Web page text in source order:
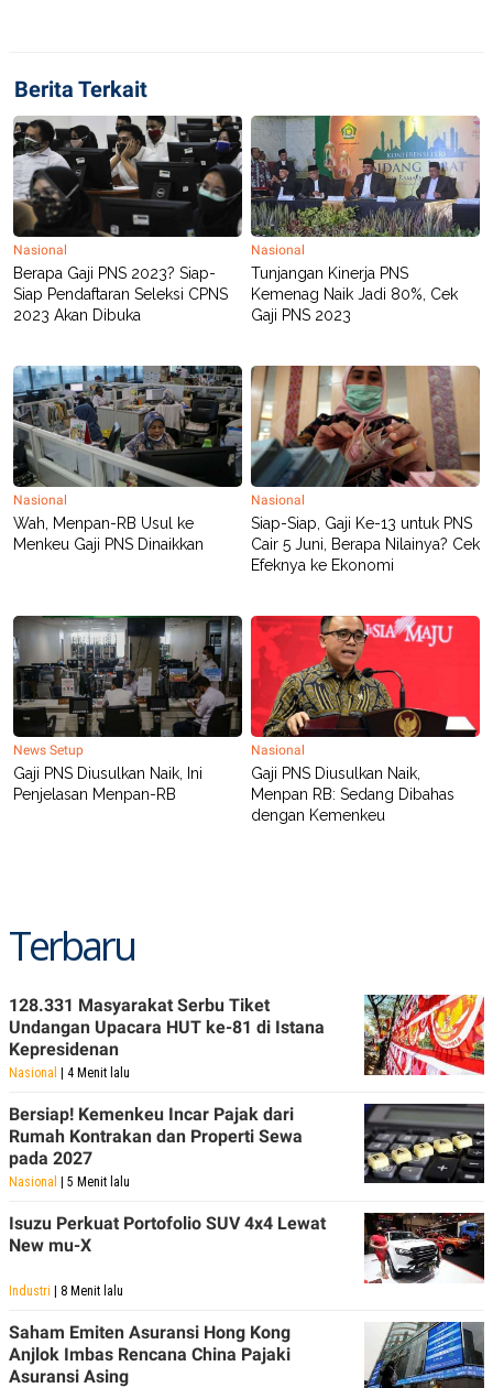
Berita Terkait
Nasional
Berapa Gaji PNS 2023? Siap-
Siap Pendaftaran Seleksi CPNS
2023 Akan Dibuka
Nasional
Tunjangan Kinerja PNS
Kemenag Naik Jadi 80%, Cek
Gaji PNS 2023
Nasional
Wah, Menpan-RB Usul ke
Menkeu Gaji PNS Dinaikkan
Nasional
Siap-Siap, Gaji Ke-13 untuk PNS
Cair 5 Juni, Berapa Nilainya? Cek
Efeknya ke Ekonomi
News Setup
Gaji PNS Diusulkan Naik, Ini
Penjelasan Menpan-RB
Nasional
Gaji PNS Diusulkan Naik,
Menpan RB: Sedang Dibahas
dengan Kemenkeu
Terbaru
128.331 Masyarakat Serbu Tiket
Undangan Upacara HUT ke-81 di Istana
Kepresidenan
Nasional | 4 Menit lalu
Bersiap! Kemenkeu Incar Pajak dari
Rumah Kontrakan dan Properti Sewa
pada 2027
Nasional | 5 Menit lalu
Isuzu Perkuat Portofolio SUV 4x4 Lewat
New mu-X
Industri | 8 Menit lalu
Saham Emiten Asuransi Hong Kong
Anjlok Imbas Rencana China Pajaki
Asuransi Asing